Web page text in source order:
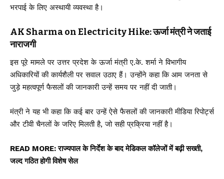
भरपाई के लिए अस्थायी व्यवस्था है।
AK Sharma on Electricity Hike: ऊर्जा मंत्री ने जताई
नाराजगी
इस पूरे मामले पर उत्तर प्रदेश के ऊर्जा मंत्री ए.के. शर्मा ने विभागीय
अधिकारियों की कार्यशैली पर सवाल उठाए हैं। उन्होंने कहा कि आम जनता से
जुड़े महत्वपूर्ण फैसलों की जानकारी उन्हें समय पर नहीं दी जाती।
मंत्री ने यह भी कहा कि कई बार उन्हें ऐसे फैसलों की जानकारी मीडिया रिपोर्ट्स
और टीवी चैनलों के जरिए मिलती है, जो सही प्रक्रिया नहीं है।
READ MORE:राज्यपाल के निर्देश के बाद मेडिकल कॉलेजों में बढ़ी सख्ती,
जल्द गठित होगी विशेष सेल